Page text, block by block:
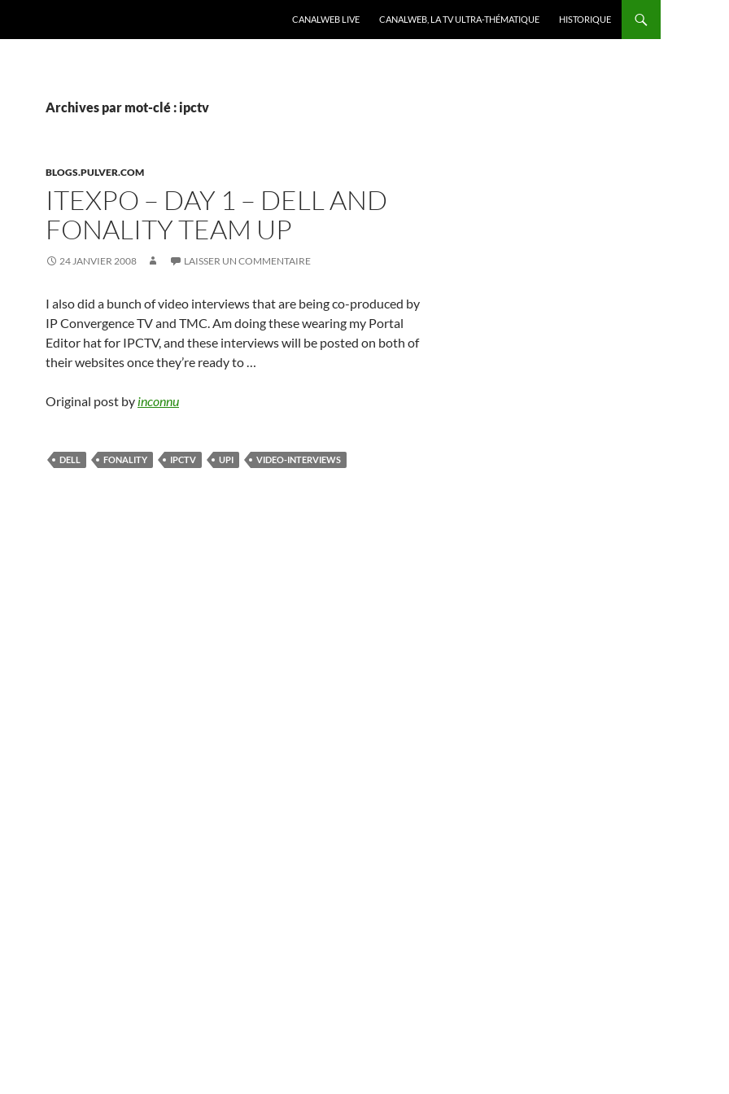
CANALWEB LIVE CANALWEB, LA TV ULTRA-THÉMATIQUE HISTORIQUE
Archives par mot-clé : ipctv
BLOGS.PULVER.COM
ITEXPO – DAY 1 – DELL AND
FONALITY TEAM UP
24 JANVIER 2008 LAISSER UN COMMENTAIRE
I also did a bunch of video interviews that are being co-produced by
IP Convergence TV and TMC. Am doing these wearing my Portal
Editor hat for IPCTV, and these interviews will be posted on both of
their websites once they’re ready to …
Original post by inconnu
DELL FONALITY IPCTV UPI VIDEO-INTERVIEWS